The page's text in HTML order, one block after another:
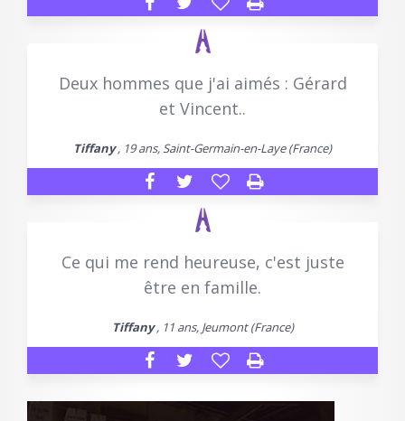
Deux hommes que j'ai aimés : Gérard
et Vincent..
Tiffany, 19 ans, Saint-Germain-en-Laye (France)
Ce qui me rend heureuse, c'est juste
être en famille.
Tiffany, 11 ans, Jeumont (France)